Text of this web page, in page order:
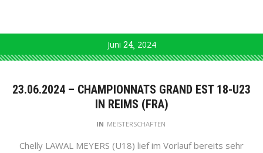
Juni 24 2024
23.06.2024 – CHAMPIONNATS GRAND EST 18-U23
IN REIMS (FRA)
IN MEISTERSCHAFTEN
Chelly LAWAL MEYERS (U18) lief im Vorlauf bereits sehr